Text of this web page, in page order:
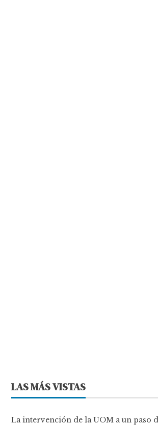
LAS MÁS VISTAS
La intervención de la UOM a un paso